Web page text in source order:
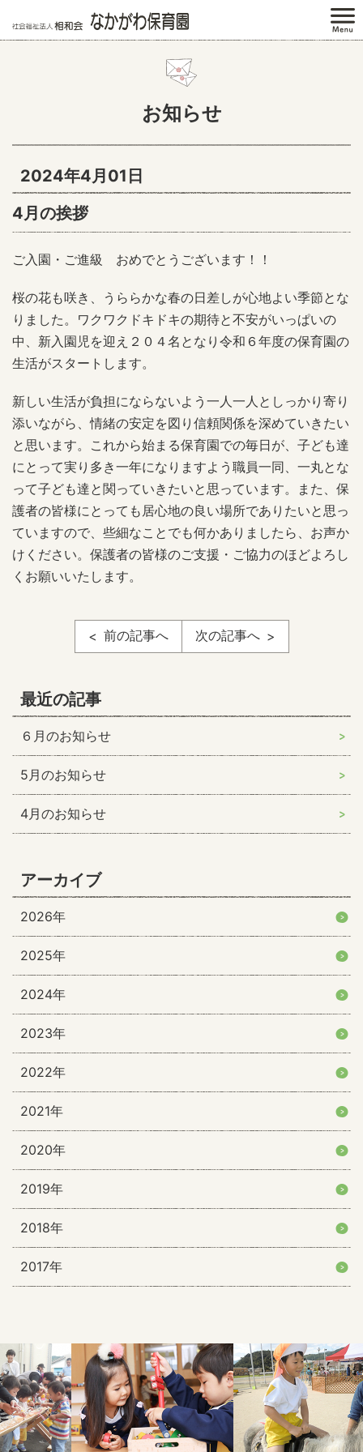
お知らせ
2024年4月01日
4月の挨拶
ご入園・ご進級 おめでとうございます！！
桜の花も咲き、うららかな春の日差しが心地よい季節とな
りました。ワクワクドキドキの期待と不安がいっぱいの
中、新入園児を迎え２０４名となり令和６年度の保育園の
生活がスタートします。
新しい生活が負担にならないよう一人一人としっかり寄り
添いながら、情緒の安定を図り信頼関係を深めていきたい
と思います。これから始まる保育園での毎日が、子ども達
にとって実り多き一年になりますよう職員一同、一丸とな
って子ども達と関っていきたいと思っています。また、保
護者の皆様にとっても居心地の良い場所でありたいと思っ
ていますので、些細なことでも何かありましたら、お声か
けください。保護者の皆様のご支援・ご協力のほどよろし
くお願いいたします。
前の記事へ 次の記事へ
最近の記事
６月のお知らせ
5月のお知らせ
4月のお知らせ
アーカイブ
2026年
2025年
2024年
2023年
2022年
2021年
2020年
2019年
2018年
2017年